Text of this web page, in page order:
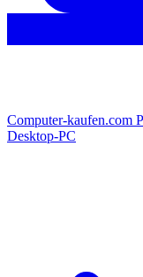
Computer-kaufen.com
Desktop-PC